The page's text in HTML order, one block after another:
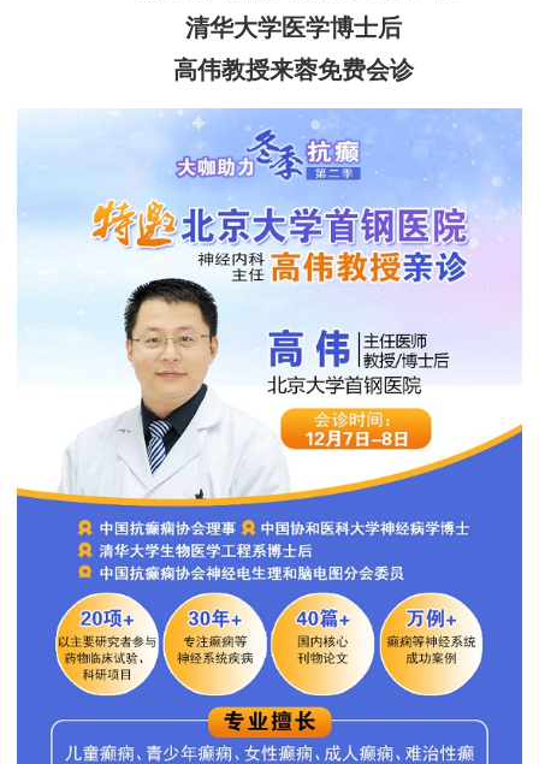
清华大学医学博士后
高伟教授来蓉免费会诊